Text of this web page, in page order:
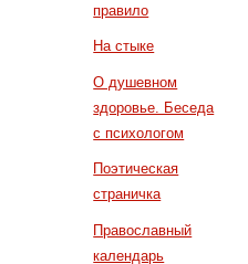
правило
На стыке
О душевном
здоровье. Беседа
с психологом
Поэтическая
страничка
Православный
календарь